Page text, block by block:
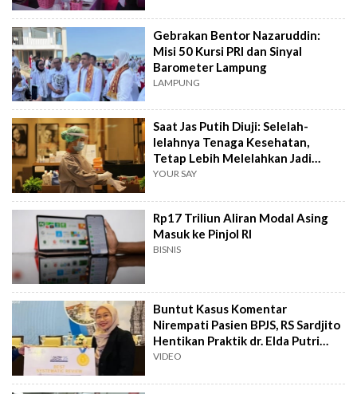
Gebrakan Bentor Nazaruddin:
Misi 50 Kursi PRI dan Sinyal
Barometer Lampung
LAMPUNG
Saat Jas Putih Diuji: Selelah-
lelahnya Tenaga Kesehatan,
Tetap Lebih Melelahkan Jadi
Pasien
YOUR SAY
Rp17 Triliun Aliran Modal Asing
Masuk ke Pinjol RI
BISNIS
Buntut Kasus Komentar
Nirempati Pasien BPJS, RS Sardjito
Hentikan Praktik dr. Elda Putri
Rahard
VIDEO